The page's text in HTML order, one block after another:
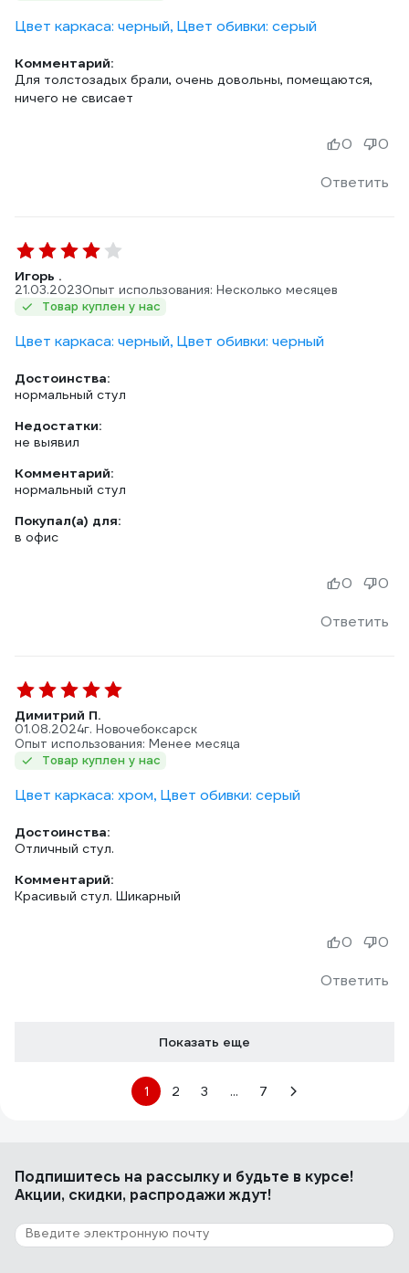
Цвет каркаса: черный, Цвет обивки: серый
Комментарий:
Для толстозадых брали, очень довольны, помещаются,
ничего не свисает
Ответить
0 0
Игорь .
21.03.2023Опыт использования: Несколько месяцев
Товар куплен у нас
Цвет каркаса: черный, Цвет обивки: черный
Достоинства:
нормальный стул
Недостатки:
не выявил
Комментарий:
нормальный стул
Покупал(а) для:
в офис
Ответить
0 0
Димитрий П.
01.08.2024г. Новочебоксарск
Опыт использования: Менее месяца
Товар куплен у нас
Цвет каркаса: хром, Цвет обивки: серый
Достоинства:
Отличный стул.
Комментарий:
Красивый стул. Шикарный
Ответить
0 0
Показать еще
1 2 3 ... 7
Подпишитесь на рассылкуи будьте в курсе!
Акции, скидки, распродажи ждут!